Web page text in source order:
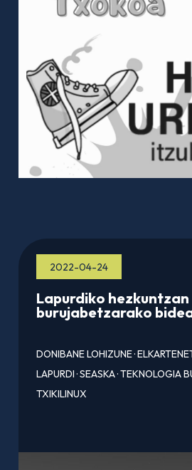
2022-04-24
Lapurdiko
burujabetzarako
DONIBANE LOHIZUNE·
LAPURDI·SEASKA·TEKNOLOGIA
TXIKILINUX